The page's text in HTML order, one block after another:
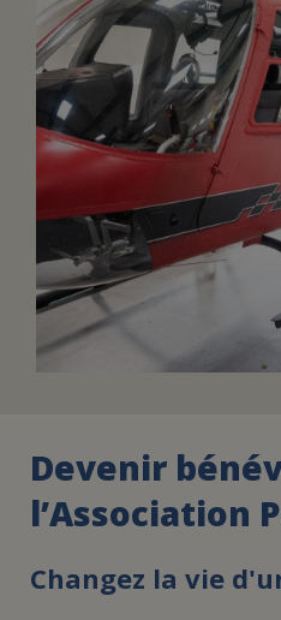
Devenir
l’Association
Changez la vie